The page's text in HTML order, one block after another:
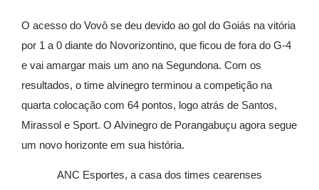
O acesso do Vovô se deu devido ao gol do Goiás na vitória
por 1 a 0 diante do Novorizontino, que ficou de fora do G-4
e vai amargar mais um ano na Segundona. Com os
resultados, o time alvinegro terminou a competição na
quarta colocação com 64 pontos, logo atrás de Santos,
Mirassol e Sport. O Alvinegro de Porangabuçu agora segue
um novo horizonte em sua história.
ANC Esportes, a casa dos times cearenses